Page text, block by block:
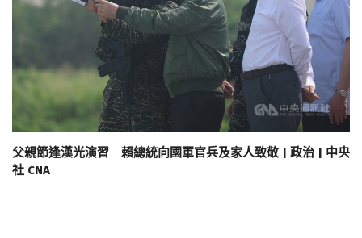
父親節逢漢光演習 賴總統向國軍官兵及家人致敬 | 政治 | 中央
社 CNA